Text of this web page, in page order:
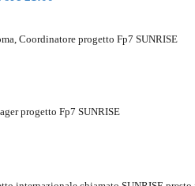
Coordinatore progetto Fp7 SUNRISE
progetto Fp7 SUNRISE